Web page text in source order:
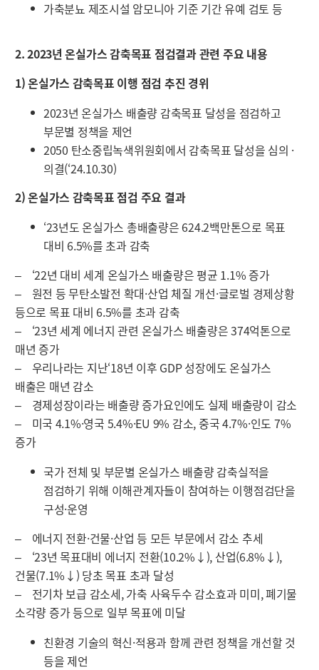
가축분뇨 제조시설 암모니아 기준 기간 유예 검토 등
2. 2023년 온실가스 감축목표 점검결과 관련 주요 내용
1) 온실가스 감축목표 이행 점검 추진 경위
2023년 온실가스 배출량 감축목표 달성을 점검하고
부문별 정책을 제언
2050 탄소중립녹색위원회에서 감축목표 달성을 심의 ·
의결(‘24.10.30)
2) 온실가스 감축목표 점검 주요 결과
‘23년도 온실가스 총배출량은 624.2백만톤으로 목표
대비 6.5%를 초과 감축
‒ ‘22년 대비 세계 온실가스 배출량은 평균 1.1% 증가
‒ 원전 등 무탄소발전 확대·산업 체질 개선·글로벌 경제상황
등으로 목표 대비 6.5%를 초과 감축
‒ ‘23년 세계 에너지 관련 온실가스 배출량은 374억톤으로
매년 증가
‒ 우리나라는 지난‘18년 이후 GDP 성장에도 온실가스
배출은 매년 감소
‒ 경제성장이라는 배출량 증가요인에도 실제 배출량이 감소
‒ 미국 4.1%·영국 5.4%·EU 9% 감소, 중국 4.7%·인도 7%
증가
국가 전체 및 부문별 온실가스 배출량 감축실적을
점검하기 위해 이해관계자들이 참여하는 이행점검단을
구성·운영
‒ 에너지 전환·건물·산업 등 모든 부문에서 감소 추세
‒ ‘23년 목표대비 에너지 전환(10.2%↓), 산업(6.8%↓),
건물(7.1%↓) 당초 목표 초과 달성
‒ 전기차 보급 감소세, 가축 사육두수 감소효과 미미, 폐기물
소각량 증가 등으로 일부 목표에 미달
친환경 기술의 혁신·적용과 함께 관련 정책을 개선할 것
등을 제언